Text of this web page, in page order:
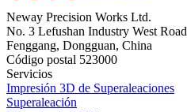
Neway Precision Works Ltd.
No. 3 Lefushan Industry West Road
Fenggang, Dongguan, China
Código postal 523000
Servicios
Impresión 3D de Superaleaciones
Superaleación